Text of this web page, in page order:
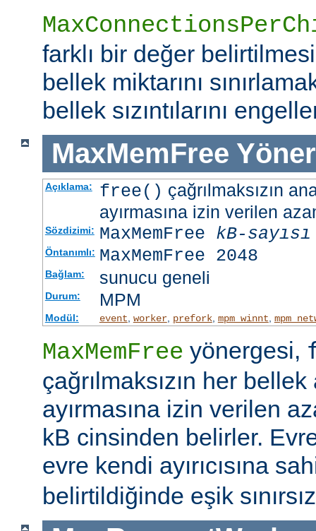
farklı bir değer
bellek miktarını
bellek sızıntılarını
MaxMemFree
Açıklama: free() çağrılmaksızın
ayırmasına izin verilen
Sözdizimi: MaxMemFree kB-sayısı
Öntanımlı: MaxMemFree 2048
Bağlam: sunucu geneli
Durum: MPM
Modül: event worker, prefork, mpm_winnt
MaxMemFree yönergesi,
çağrılmaksızın her bellek
ayırmasına izin verilen
kB cinsinden belirler.
evre kendi ayırıcısına
belirtildiğinde eşik